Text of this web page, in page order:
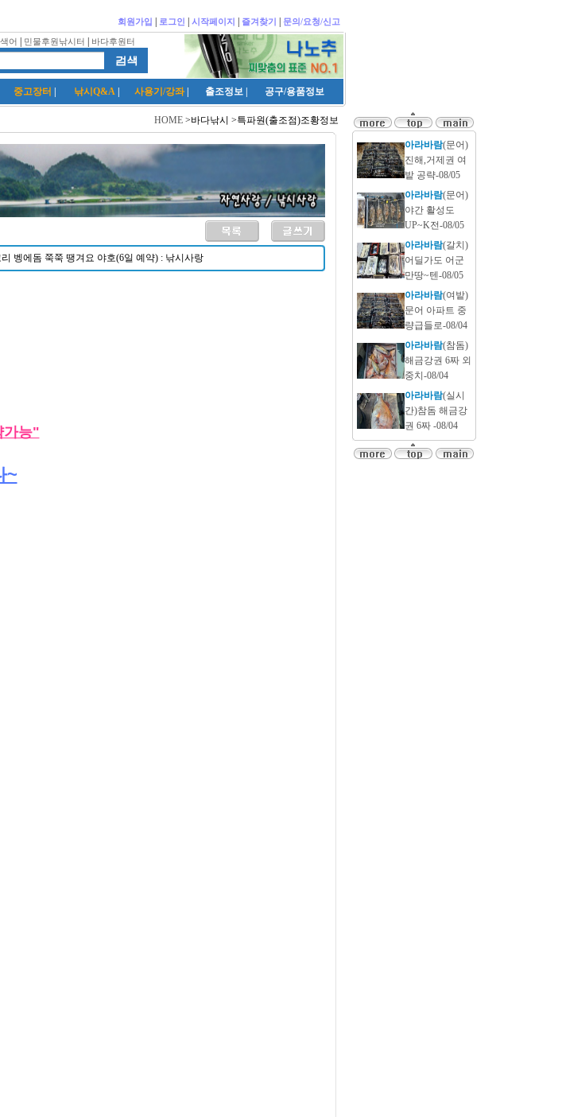
회원가입 로그인 시작페이지 즐겨찾기 문의/요청/신고
어 민물후원낚시터 바다후원터
중고장터 낚시Q&A 사용기/강좌 출조정보 공구/용품정보
HOME>바다낚시 >특파원(출조점)조황정보
벵에돔 쭉쭉 땡겨요 야호(6일 예약) : 낚시사랑
가능"
~
아라바람(문어)
진해,거제권 여
밭 공략-08/05
아라바람(문어)
야간 활성도
UP~K전-08/05
아라바람(갈치)
어딜가도 어군
만땅~텐-08/05
아라바람(여밭)
문어 아파트 중
량급들로-08/04
아라바람(참돔)
해금강권 6짜 외
중치-08/04
아라바람(실시
간)참돔 해금강
권 6짜 -08/04